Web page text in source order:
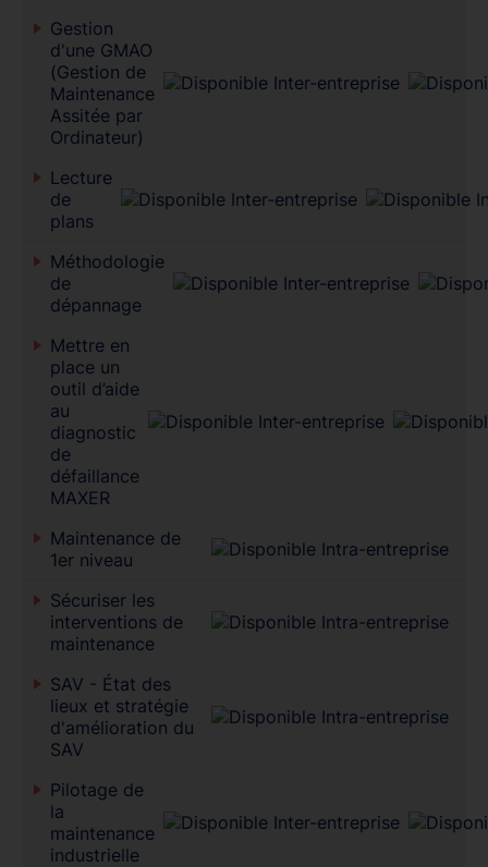
Gestion
d'une GMAO
(Gestion de
Maintenance
Assitée par
Ordinateur)
Lecture
de
plans
Méthodologie
de
dépannage
Mettre en
place un
outil d’aide
au
diagnostic
de
défaillance
MAXER
Maintenance de
1er niveau
Sécuriser les
interventions de
maintenance
SAV - État des
lieux et stratégie
d'amélioration du
SAV
Pilotage de
la
maintenance
industrielle